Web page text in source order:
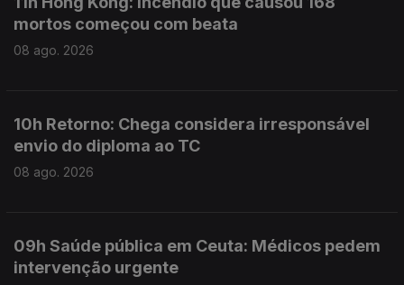
mortos começou com beata
08 ago. 2026
10h Retorno: Chega considera irresponsável
envio do diploma ao TC
08 ago. 2026
09h Saúde pública em Ceuta: Médicos pedem
intervenção urgente